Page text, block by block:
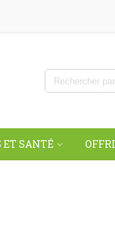
ET SANTÉ